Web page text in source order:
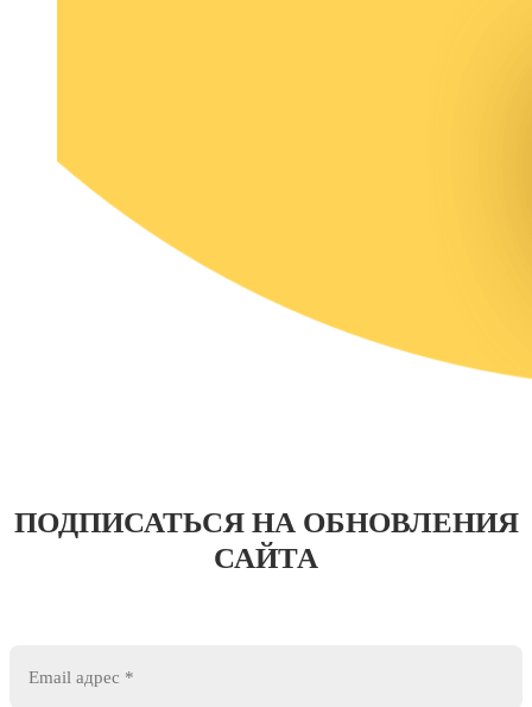
ПОДПИСАТЬСЯ НА ОБНОВЛЕНИЯ
САЙТА